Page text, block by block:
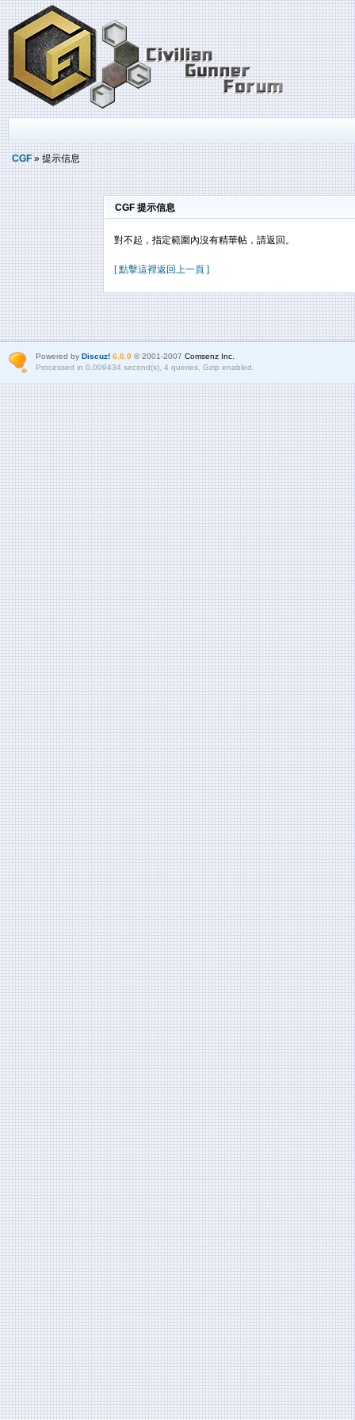
CGF» 提示信息
CGF 提示信息
對不起，指定範圍內沒有精華帖，請返回。
[ 點擊這裡返回上一頁 ]
Powered by Discuz! 6.0.0© 2001-2007 Comsenz Inc.
Processed in 0.009434 second(s), 4 queries, Gzip enabled.